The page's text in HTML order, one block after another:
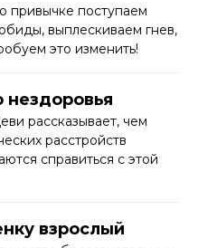
привычке поступаем
выплескиваем гнев,
это изменить!
нездоровья
рассказывает, чем
расстройств
справиться с этой
взрослый